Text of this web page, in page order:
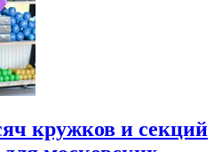
кружков и секций